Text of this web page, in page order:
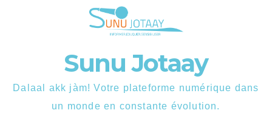
Sunu Jotaay
Dalaal akk jàm! Votre plateforme numérique dans
un monde en constante évolution.